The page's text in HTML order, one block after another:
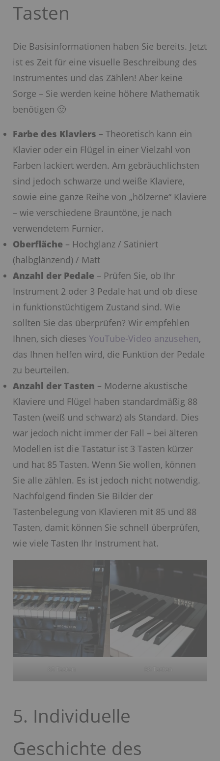
Tasten
Die Basisinformationen haben Sie bereits. Jetzt
ist es Zeit für eine visuelle Beschreibung des
Instrumentes und das Zählen! Aber keine
Sorge – Sie werden keine höhere Mathematik
benötigen 🙂
Farbe des Klaviers – Theoretisch kann ein
Klavier oder ein Flügel in einer Vielzahl von
Farben lackiert werden. Am gebräuchlichsten
sind jedoch schwarze und weiße Klaviere,
sowie eine ganze Reihe von „hölzerne“ Klaviere
– wie verschiedene Brauntöne, je nach
verwendetem Furnier.
Oberfläche – Hochglanz / Satiniert
(halbglänzend) / Matt
Anzahl der Pedale – Prüfen Sie, ob Ihr
Instrument 2 oder 3 Pedale hat und ob diese
in funktionstüchtigem Zustand sind. Wie
sollten Sie das überprüfen? Wir empfehlen
Ihnen, sich diesesYouTube-Video anzusehen,
das Ihnen helfen wird, die Funktion der Pedale
zu beurteilen.
Anzahl der Tasten – Moderne akustische
Klaviere und Flügel haben standardmäßig 88
Tasten (weiß und schwarz) als Standard. Dies
war jedoch nicht immer der Fall – bei älteren
Modellen ist die Tastatur ist 3 Tasten kürzer
und hat 85 Tasten. Wenn Sie wollen, können
Sie alle zählen. Es ist jedoch nicht notwendig.
Nachfolgend finden Sie Bilder der
Tastenbelegung von Klavieren mit 85 und 88
Tasten, damit können Sie schnell überprüfen,
wie viele Tasten Ihr Instrument hat.
85 Tasten 88 Tasten
5. Individuelle
Geschichte des